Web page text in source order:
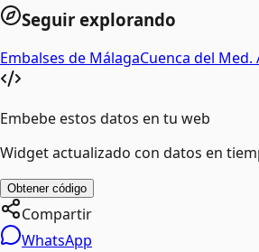
Seguir explorando
Embalses de MálagaCuenca del Med.
Embebe estos datos en tu web
Widget actualizado con datos en
Obtener código
Compartir
WhatsApp